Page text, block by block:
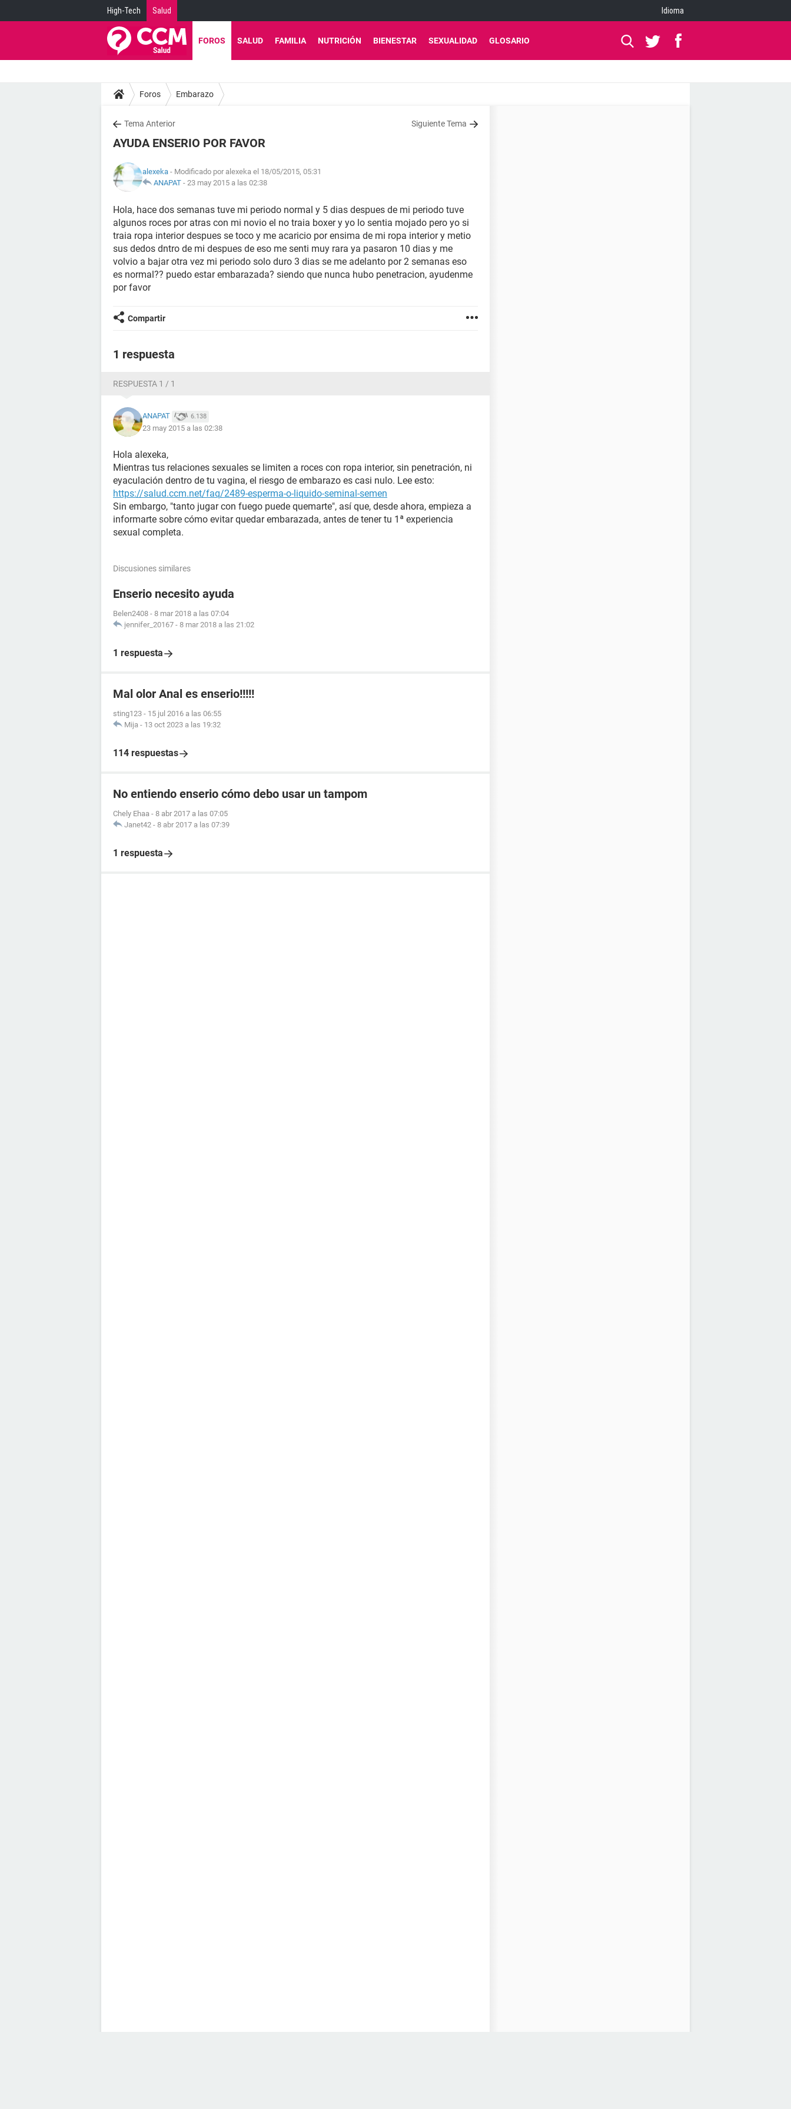
High-Tech Salud Idioma
FOROS SALUD FAMILIA NUTRICIÓN BIENESTAR SEXUALIDAD GLOSARIO
Foros Embarazo
Tema Anterior Siguiente Tema
AYUDA ENSERIO POR FAVOR
alexeka - Modificado por alexeka el 18/05/2015, 05:31
ANAPAT - 23 may 2015 a las 02:38
Hola, hace dos semanas tuve mi periodo normal y 5 dias despues de mi periodo tuve
algunos roces por atras con mi novio el no traia boxer y yo lo sentia mojado pero yo si
traia ropa interior despues se toco y me acaricio por ensima de mi ropa interior y metio
sus dedos dntro de mi despues de eso me senti muy rara ya pasaron 10 dias y me
volvio a bajar otra vez mi periodo solo duro 3 dias se me adelanto por 2 semanas eso
es normal?? puedo estar embarazada? siendo que nunca hubo penetracion, ayudenme
por favor
Compartir
1 respuesta
RESPUESTA 1 / 1
ANAPAT 6.138
23 may 2015 a las 02:38
Hola alexeka,
Mientras tus relaciones sexuales se limiten a roces con ropa interior, sin penetración, ni
eyaculación dentro de tu vagina, el riesgo de embarazo es casi nulo. Lee esto:
https://salud.ccm.net/faq/2489-esperma-o-liquido-seminal-semen
Sin embargo, "tanto jugar con fuego puede quemarte", así que, desde ahora, empieza a
informarte sobre cómo evitar quedar embarazada, antes de tener tu 1ª experiencia
sexual completa.
Discusiones similares
Enserio necesito ayuda
Belen2408 - 8 mar 2018 a las 07:04
jennifer_20167 - 8 mar 2018 a las 21:02
1 respuesta
Mal olor Anal es enserio!!!!!
sting123 - 15 jul 2016 a las 06:55
Mija - 13 oct 2023 a las 19:32
114 respuestas
No entiendo enserio cómo debo usar un tampom
Chely Ehaa - 8 abr 2017 a las 07:05
Janet42 - 8 abr 2017 a las 07:39
1 respuesta